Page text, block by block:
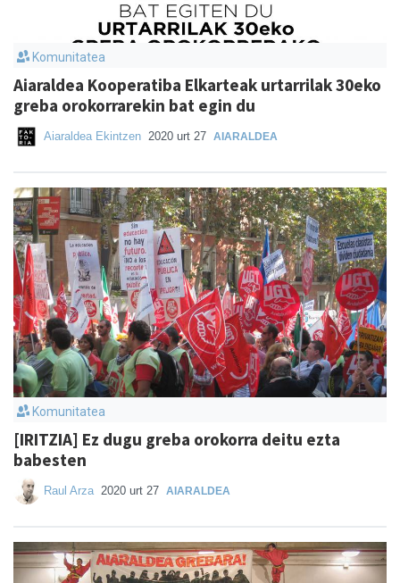
Komunitatea
Aiaraldea Kooperatiba Elkarteak urtarrilak 30eko
greba orokorrarekin bat egin du
Aiaraldea Ekintzen 2020 urt 27 AIARALDEA
Komunitatea
[IRITZIA] Ez dugu greba orokorra deitu ezta
babesten
Raul Arza 2020 urt 27 AIARALDEA